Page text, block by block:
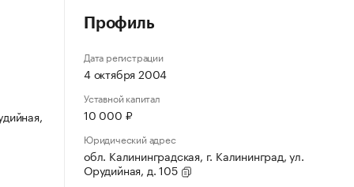
Профиль
Дата регистрации
4 октября 2004
Уставной капитал
10 000 ₽
Юридический адрес
обл. Калининградская, г. Калининград, ул.
Орудийная, д. 105